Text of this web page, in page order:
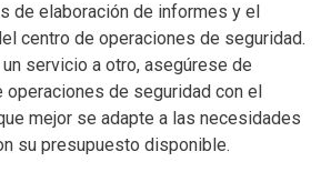
de elaboración de informes y el
centro de operaciones de seguridad.
servicio a otro, asegúrese de
operaciones de seguridad con el
mejor se adapte a las necesidades
su presupuesto disponible.